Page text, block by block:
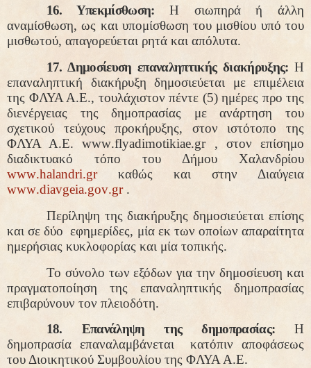
16. Υπεκμίσθωση: Η σιωπηρά ή άλλη
αναμίσθωση, ως και υπομίσθωση του μισθίου υπό του
μισθωτού, απαγορεύεται ρητά και απόλυτα.
17. Δημοσίευση επαναληπτικής διακήρυξης: Η
επαναληπτική διακήρυξη δημοσιεύεται με επιμέλεια
της ΦΛΥΑ Α.Ε., τουλάχιστον πέντε (5) ημέρες προ της
διενέργειας της δημοπρασίας με ανάρτηση του
σχετικού τεύχους προκήρυξης, στον ιστότοπο της
ΦΛΥΑ Α.Ε.www.flyadimotikiae.gr
, στον επίσημο
διαδικτυακό τόπο του Δήμου Χαλανδρίου
www.halandri.gr
καθώς και στην Διαύγεια
www.diavgeia.gov.gr .
Περίληψη της διακήρυξης δημοσιεύεται επίσης
και σε δύο εφημερίδες, μία εκ των οποίων απαραίτητα
ημερήσιας κυκλοφορίας και μία τοπικής.
Το σύνολο των εξόδων για την δημοσίευση και
πραγματοποίηση της επαναληπτικής δημοπρασίας
επιβαρύνουν τον πλειοδότη.
18. Επανάληψη της δημοπρασίας: Η
δημοπρασία επαναλαμβάνεται
κατόπιν αποφάσεως
του Διοικητικού Συμβουλίου της ΦΛΥΑ Α.Ε.